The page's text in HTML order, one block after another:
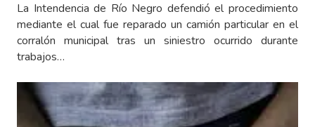
La Intendencia de Río Negro defendió el procedimiento
mediante el cual fue reparado un camión particular en el
corralón municipal tras un siniestro ocurrido durante
trabajos…